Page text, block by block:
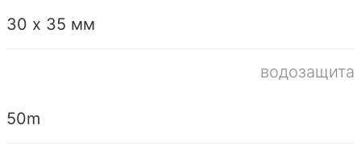
30 х 35 мм
водозащита
50m